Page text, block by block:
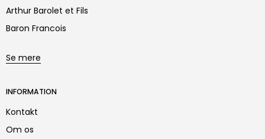
Arthur Barolet et Fils
Baron Francois
Se mere
INFORMATION
Kontakt
Om os